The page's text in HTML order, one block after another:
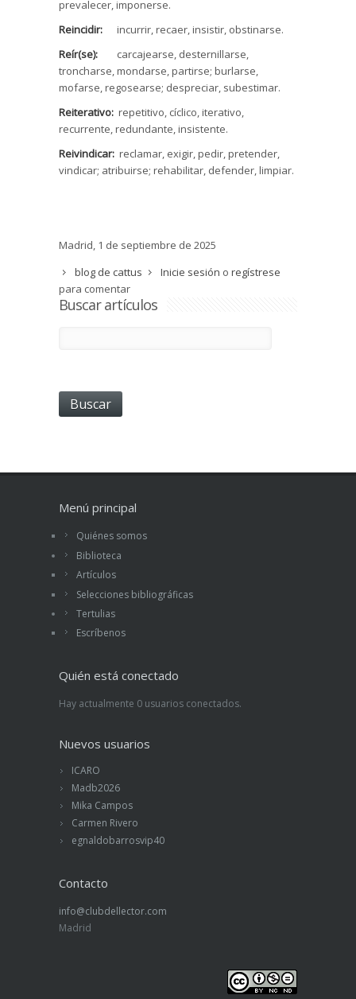
prevalecer, imponerse.
Reincidir: incurrir, recaer, insistir, obstinarse.
Reír(se): carcajearse, desternillarse,
troncharse, mondarse, partirse; burlarse,
mofarse, regosearse; despreciar, subestimar.
Reiterativo: repetitivo, cíclico, iterativo,
recurrente, redundante, insistente.
Reivindicar: reclamar, exigir, pedir, pretender,
vindicar; atribuirse; rehabilitar, defender, limpiar.
Madrid, 1 de septiembre de 2025
blog de cattus
Inicie sesión o regístrese
para comentar
Buscar artículos
Menú principal
Quiénes somos
Biblioteca
Artículos
Selecciones bibliográficas
Tertulias
Escríbenos
Quién está conectado
Hay actualmente 0 usuarios conectados.
Nuevos usuarios
ICARO
Madb2026
Mika Campos
Carmen Rivero
egnaldobarrosvip40
Contacto
info@clubdellector.com
Madrid